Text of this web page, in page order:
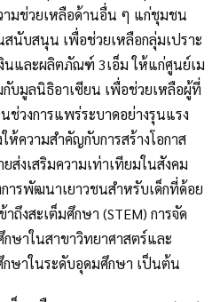
มช่วยเหลือด้านอื่น ๆ แก่ชุมชน
นับสนุน เพื่อช่วยเหลือกลุ่มเปราะ
นและผลิตภัณฑ์ 3เอ็ม ให้แก่ศูนย์เม
บมูลนิธิอาเซียน เพื่อช่วยเหลือผู้ที่
ช่วงการแพร่ระบาดอย่างรุนแรง
ห้ความสำคัญกับการสร้างโอกาส
ส่งเสริมความเท่าเทียมในสังคม
การพัฒนาเยาวชนสำหรับเด็กที่ด้อย
าถึงสะเต็มศึกษา (STEM) การจัด
ษาในสาขาวิทยาศาสตร์และ
ษาในระดับอุดมศึกษา เป็นต้น